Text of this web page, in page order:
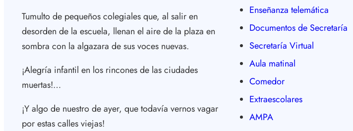
Tumulto de pequeños colegiales que, al salir en
desorden de la escuela, llenan el aire de la plaza en
sombra con la algazara de sus voces nuevas.
¡Alegría infantil en los rincones de las ciudades
muertas!…
¡Y algo de nuestro de ayer, que todavía vernos vagar
por estas calles viejas!
Enseñanza telemática
Documentos de Secretaría
Secretaría Virtual
Aula matinal
Comedor
Extraescolares
AMPA